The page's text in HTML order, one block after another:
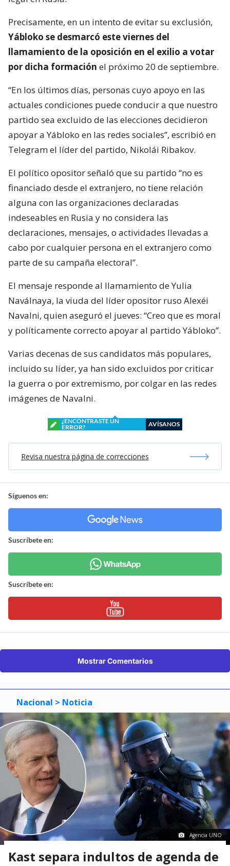
Precisamente, en un intento de evitar su exclusión,
Yábloko se desmarcó este viernes del
llamamiento de la oposición en el exilio a votar
por dicha formación el próximo 20 de septiembre.
“En los últimos días, personas cuyo apoyo en las
actuales condiciones puede conducir a que nuestro
partido sea excluido de las elecciones decidieron
apoyar a Yábloko en las redes sociales”, escribió en
Telegram el líder del partido, Nikolái Ribakov.
El político opositor señaló que su partido “no es
financiado desde el extranjero, no tiene relación
alguna con las organizaciones declaradas
indeseables en Rusia y no considera las
declaraciones, mensajes, o actividades llevadas a
cabo por cualquier persona en el extranjero como
parte de su campaña electoral”.
El mensaje responde al llamamiento de Yulia
Naválnaya, la viuda del líder opositor ruso Alexéi
Navalni, quien aseguró el jueves: “Creo que es moral
y políticamente correcto apoyar al partido Yábloko”.
Varias decenas de sus candidatos más populares,
incluido su líder, ya han sido excluidos por criticar
la guerra o por extremismo, por colgar en las redes
imágenes de Navalni.
¿ENCONTRASTE UN
ERROR?
AVÍSANOS
Revisa nuestra página de correcciones
Síguenos en:
Suscríbete en:
Suscríbete en:
Mostrar Comentarios
Nacional > Noticia
Agencia UNO
Kast separa indultos de agenda de